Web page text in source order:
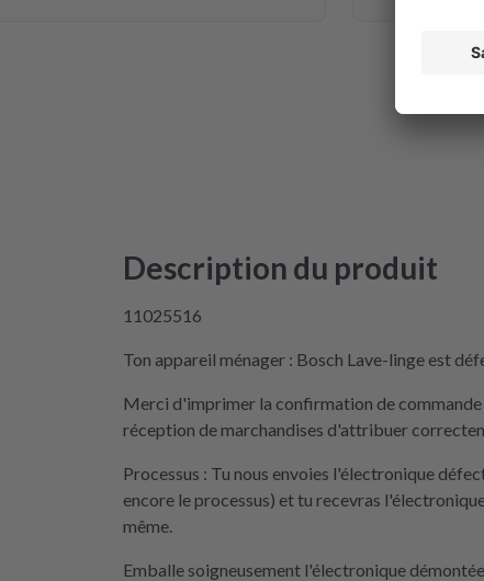
Description du produit
11025516
Ton appareil ménager : Bosch Lave-linge est
Merci d'imprimer la confirmation de commande
réception de marchandises d'attribuer
Processus : Tu nous envoies l'électronique
encore le processus) et tu recevras
même.
Emballe soigneusement l'électronique